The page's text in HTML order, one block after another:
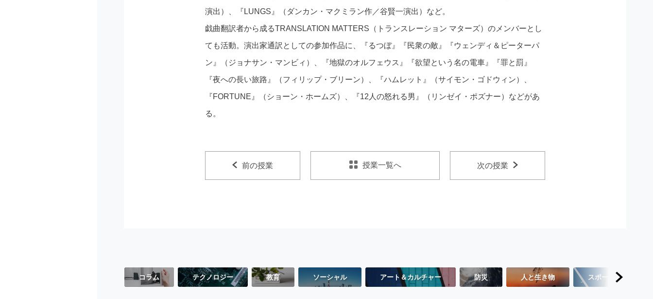
演出）、『LUNGS』（ダンカン・マクミラン作／谷賢一演出）など。
戯曲翻訳者から成るTRANSLATION MATTERS（トランスレーション マターズ）のメンバーとし
ても活動。演出家通訳としての参加作品に、『るつぼ』『民衆の敵』『ウェンディ＆ピーターパ
ン』（ジョナサン・マンビィ）、『地獄のオルフェウス』『欲望という名の電車』『罪と罰』
『夜への長い旅路』（フィリップ・ブリーン）、『ハムレット』（サイモン・ゴドウィン）、
『FORTUNE』（ショーン・ホームズ）、『12人の怒れる男』（リンゼイ・ポズナー）などがあ
る。
前の授業 授業一覧へ 次の授業
コラム テクノロジー 教育 ソーシャル アート＆カルチャー 防災 人と生き物 スポーツ